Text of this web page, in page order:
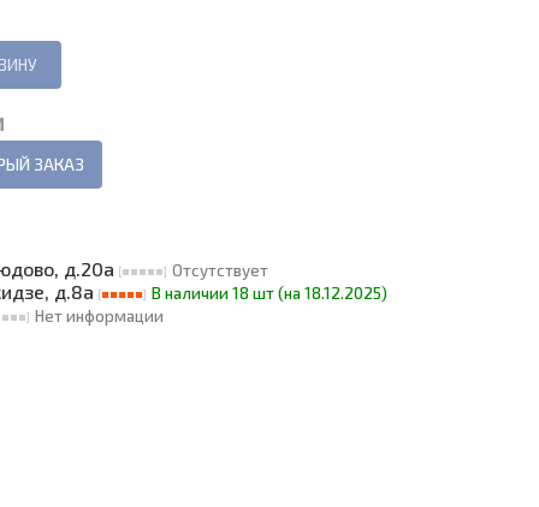
ЗАКАЗ
д.20а
Отсутствует
д.8а В наличии 18 шт (на 18.12.2025)
Нет информации